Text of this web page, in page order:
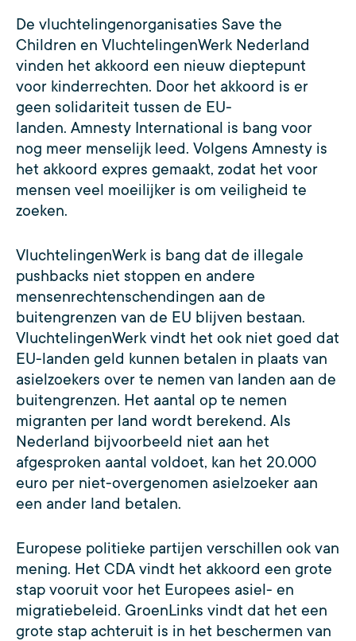
De vluchtelingenorganisaties Save the
Children en VluchtelingenWerk Nederland
vinden het akkoord een nieuw dieptepunt
voor kinderrechten. Door het akkoord is er
geen solidariteit tussen de EU-
landen. Amnesty International is bang voor
nog meer menselijk leed. Volgens Amnesty is
het akkoord expres gemaakt, zodat het voor
mensen veel moeilijker is om veiligheid te
zoeken.
VluchtelingenWerk is bang dat de illegale
pushbacks niet stoppen en andere
mensenrechtenschendingen aan de
buitengrenzen van de EU blijven bestaan.
VluchtelingenWerk vindt het ook niet goed dat
EU-landen geld kunnen betalen in plaats van
asielzoekers over te nemen van landen aan de
buitengrenzen. Het aantal op te nemen
migranten per land wordt berekend. Als
Nederland bijvoorbeeld niet aan het
afgesproken aantal voldoet, kan het 20.000
euro per niet-overgenomen asielzoeker aan
een ander land betalen.
Europese politieke partijen verschillen ook van
mening. Het CDA vindt het akkoord een grote
stap vooruit voor het Europees asiel- en
migratiebeleid. GroenLinks vindt dat het een
grote stap achteruit is in het beschermen van